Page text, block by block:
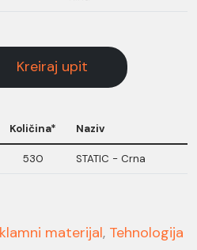
Kreiraj upit
Količina* Naziv
530 STATIC - Crna
materijal, Tehnologija